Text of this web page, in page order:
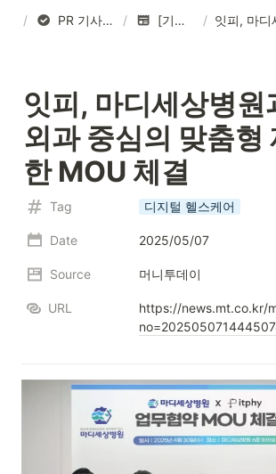
/ PR 기사 : 기업 홍보용 기사 작성 / [기사 송출 리스트] /
잇피, 마디세상병원
외과 중심의 맞춤형
한 MOU 체결
Tag 디지털 헬스케어
Date 2025/05/07
Source 머니투데이
URL
https://news.mt.co.kr/